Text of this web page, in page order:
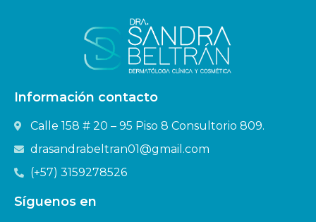
Información contacto
Calle 158 # 20 – 95 Piso 8 Consultorio 809.
drasandrabeltran01@gmail.com
(+57) 3159278526
Síguenos en